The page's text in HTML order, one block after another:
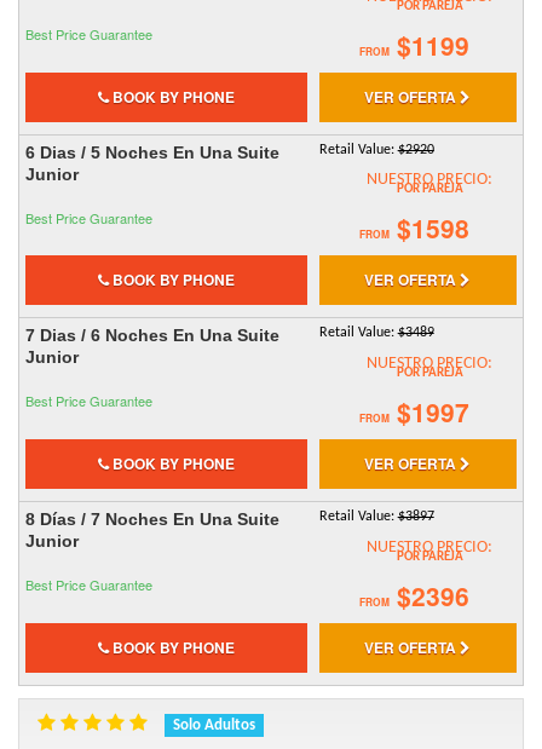
Best Price Guarantee
POR PAREJA
FROM $1199
BOOK BY PHONE VER OFERTA
6 Dias / 5 Noches En Una Suite
Junior
Best Price Guarantee
Retail Value:$2920
NUESTRO PRECIO:
POR PAREJA
FROM $1598
BOOK BY PHONE VER OFERTA
7 Dias / 6 Noches En Una Suite
Junior
Best Price Guarantee
Retail Value:$3489
NUESTRO PRECIO:
POR PAREJA
FROM $1997
BOOK BY PHONE VER OFERTA
8 Días / 7 Noches En Una Suite
Junior
Best Price Guarantee
Retail Value:$3897
NUESTRO PRECIO:
POR PAREJA
FROM $2396
BOOK BY PHONE VER OFERTA
Solo Adultos